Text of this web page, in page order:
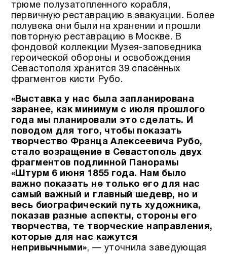
трюме полузатопленного корабля,
первичную реставрацию в эвакуации. Более
полувека они были на хранении и прошли
повторную реставрацию в Москве. В
фондовой коллекции Музея-заповедника
героической обороны и освобождения
Севастополя хранится 39 спасённых
фрагментов кисти Рубо.
«Выставка у нас была запланирована
заранее, как минимум с июля прошлого
года мы планировали это сделать. И
поводом для того, чтобы показать
творчество Франца Алексеевича Рубо,
стало возращение в Севастополь двух
фрагментов подлинной Панорамы
«Штурм 6 июня 1855 года. Нам было
важно показать не только его для нас
самый важный и главный шедевр, но и
весь биографический путь художника,
показав разные аспекты, стороны его
творчества, те творческие направления,
которые для нас кажутся
непривычными», — уточнила заведующая